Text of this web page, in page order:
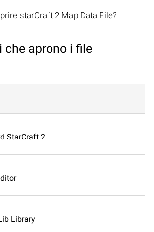
starCraft 2 Map Data File?
che aprono i file
StarCraft 2
Library